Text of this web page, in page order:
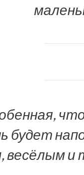
будет
весёлым